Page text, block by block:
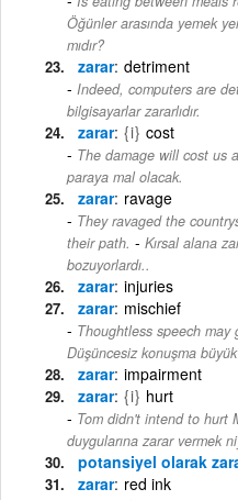
Öğünler arasında yemek
mıdır?
zarar detriment
Indeed, computers are
bilgisayarlar zararlıdır.
zarar {i} cost
The damage will cost us
paraya mal olacak.
zarar ravage
They ravaged the
their path. - Kırsal alana
bozuyorlardı..
zarar injuries
zarar mischief
Thoughtless speech
Düşüncesiz konuşma
zarar impairment
zarar {i} hurt
Tom didn't intend to hurt
duygularına zarar vermek
potansiyel olarak
zarar red ink